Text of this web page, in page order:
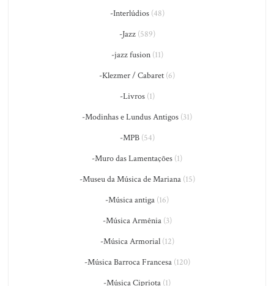
-Interlúdios(48)
-Jazz(589)
-jazz fusion(11)
-Klezmer / Cabaret (6)
-Livros(1)
-Modinhas e Lundus Antigos (31)
-MPB(54)
-Muro das Lamentações (1)
-Museu da Música de Mariana(15)
-Música antiga (16)
-Música Armênia(3)
-Música Armorial(12)
-Música Barroca Francesa(120)
-Música Cipriota (1)